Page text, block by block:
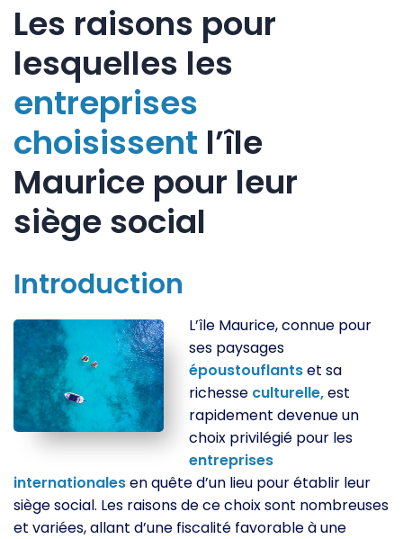
Les raisons pour
lesquelles les
entreprises
choisissent l’île
Maurice pour leur
siège social
Introduction
L’île Maurice, connue pour
ses paysages
époustouflantset sa
richesse culturelle,est
rapidement devenue un
choix privilégié pour les
entreprises
internationalesen quête d’un lieu pour établir leur
siège social. Les raisons de ce choix sont nombreuses
et variées, allant d’une fiscalité favorable à une